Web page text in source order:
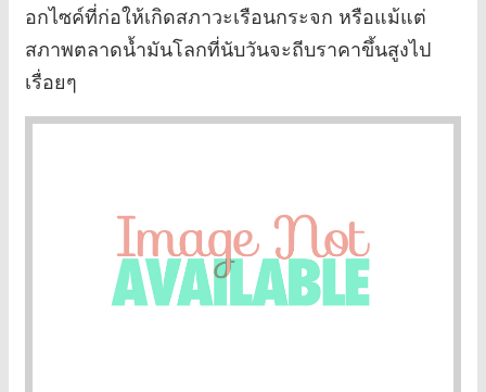
อกไซค์ที่ก่อให้เกิดสภาวะเรือนกระจก หรือแม้แต่
สภาพตลาดน้ำมันโลกที่นับวันจะถีบราคาขึ้นสูงไป
เรื่อยๆ